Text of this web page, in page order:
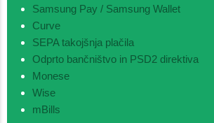
Samsung Pay / Samsung Wallet
Curve
SEPA takojšnja plačila
Odprto bančništvo in PSD2 direktiva
Monese
Wise
mBills